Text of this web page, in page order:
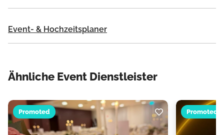
Event- & Hochzeitsplaner
Ähnliche Event Dienstleister
Promoted Promoted